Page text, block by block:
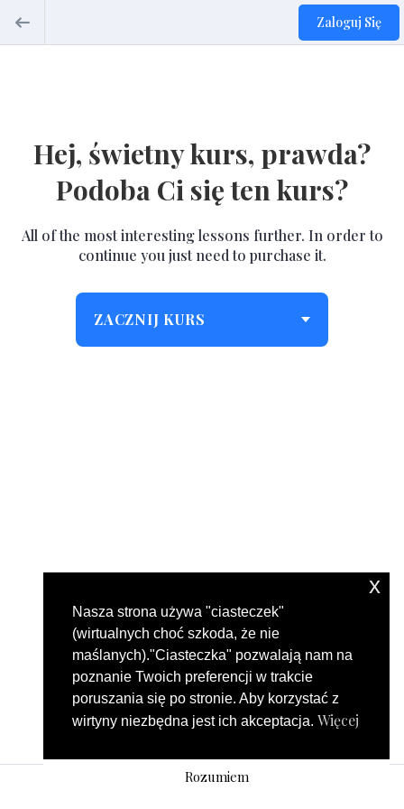
Zaloguj Się
Hej, świetny kurs, prawda?
Podoba Ci się ten kurs?
All of the most interesting lessons further. In order to
continue you just need to purchase it.
ZACZNIJ KURS
Nasza strona używa "ciasteczek"
(wirtualnych choć szkoda, że nie
maślanych)."Ciasteczka" pozwalają nam na
poznanie Twoich preferencji w trakcie
poruszania się po stronie. Aby korzystać z
wirtyny niezbędna jest ich akceptacja. Więcej
Rozumiem
x